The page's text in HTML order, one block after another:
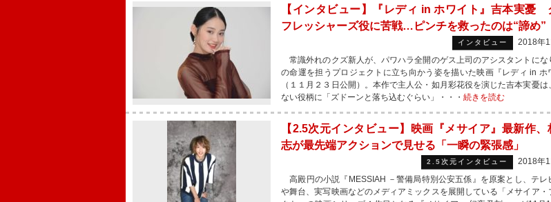
【インタビュー】『レディ in ホワイト』吉本実憂
フレッシャーズ役に苦戦…ピンチを救ったのは“諦め”
インタビュー
2018年
常識外れのクズ新人が、パワハラ全開のゲス上司のアシスタントにな
の命運を担うプロジェクトに立ち向かう姿を描いた映画『レディ in ホ
（１１月２３日公開）。本作で主人公・如月彩花役を演じた吉本実憂は
ない役柄に「ズドーンと落ち込むぐらい」・・・ 続きを読む
【2.5次元インタビュー】映画『メサイア』最新作、
志が最先端アクションで見せる「一瞬の緊張感」
2.5次元インタビュー
2018年
高殿円の小説『MESSIAH －警備局特別公安五係』を原案とし、テレ
や舞台、実写映画などのメディアミックスを展開している「メサイア・